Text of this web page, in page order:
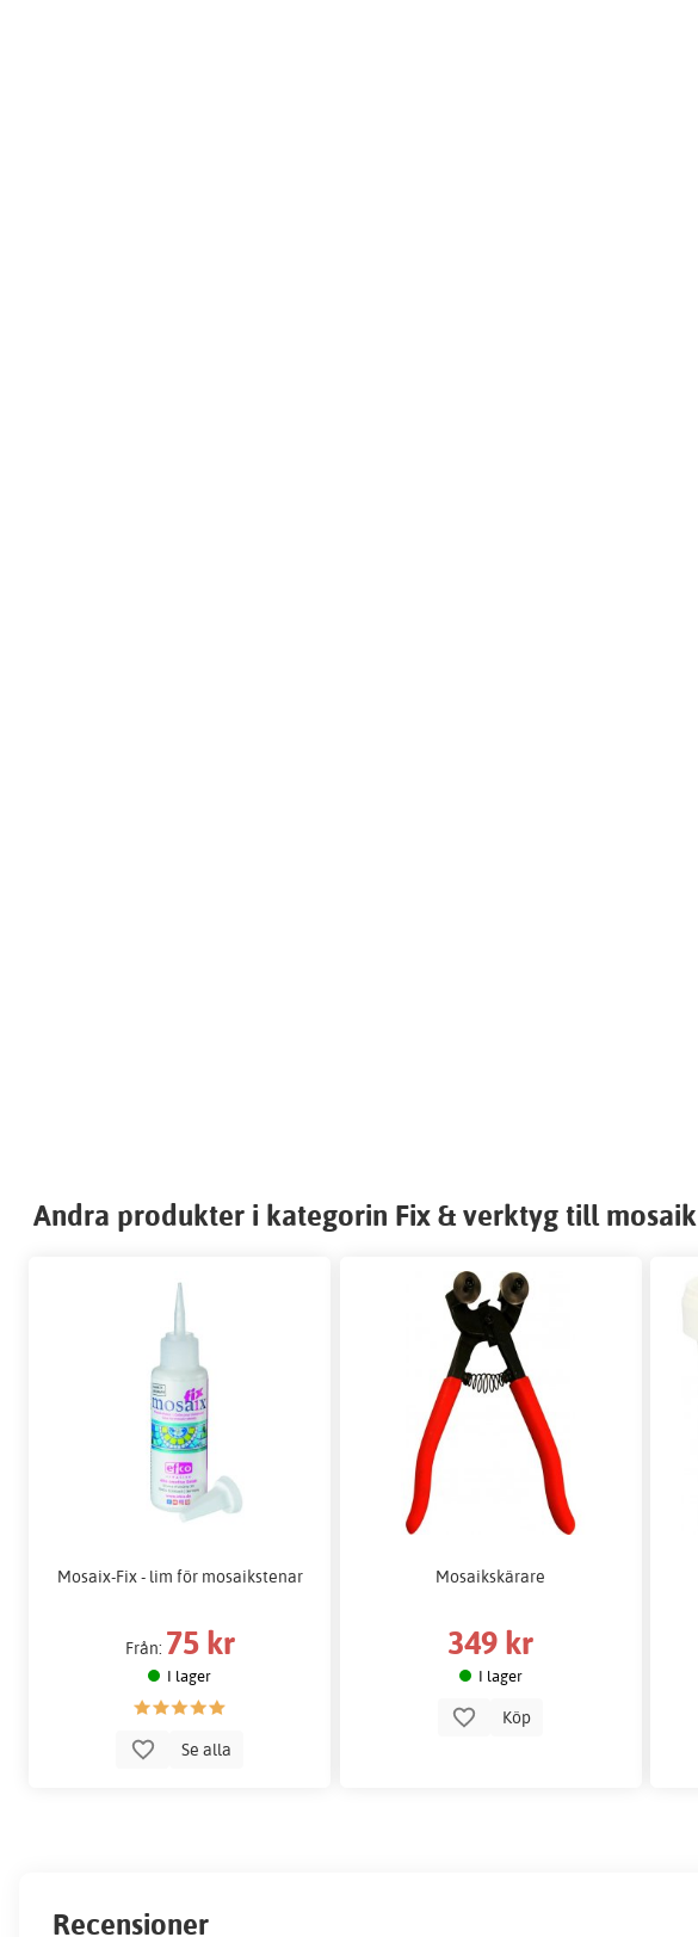
Andra produkter i kategorin Fix & verktyg till mosaik
Mosaix-Fix - lim för mosaikstenar
Från: 75 kr
I lager
Se alla
Mosaikskärare
349 kr
I lager
Köp
Recensioner